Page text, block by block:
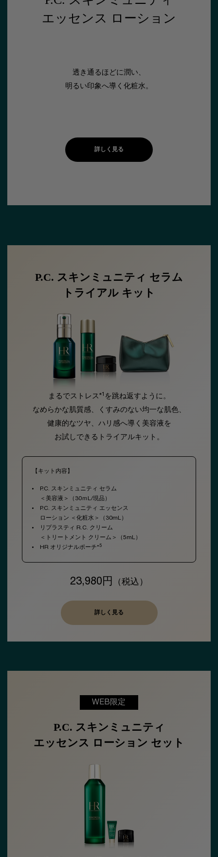
エッセンス ローション
透き通るほどに潤い、
明るい印象へ導く化粧水。
詳しく見る
P.C. スキンミュニティ セラム
トライアル キット
まるでストレス*1 を跳ね返すように。
なめらかな肌質感、くすみのない均一な肌色、
健康的なツヤ、ハリ感へ導く美容液を
お試しできるトライアルキット​。
【キット内容】
P.C. スキンミュニティ セラム
＜美容液＞（30ｍL/現品）
P.C. スキンミュニティ エッセンス
ローション ＜化粧水＞（30mL）
リプラスティ R.C. クリーム
＜トリートメント クリーム＞（5mL）
HR オリジナルポーチ*5
23,980円 （税込）
詳しく見る
WEB限定
P.C. スキンミュニティ
エッセンス ローション セット